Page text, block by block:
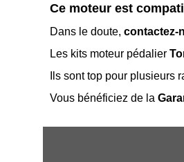
Ce moteur est
Dans le doute, contactez-
Les kits moteur pédalier
Ils sont top pour plusieurs
Vous bénéficiez de la